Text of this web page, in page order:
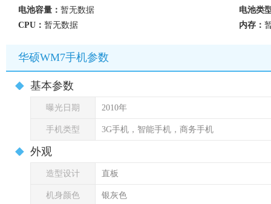
电池容量： 暂无数据
电池类
CPU： 暂无数据 内存：
华硕WM7手机参数
基本参数
曝光日期 2010年
手机类型 3G手机，智能手机，商务手机
外观
造型设计 直板
机身颜色 银灰色